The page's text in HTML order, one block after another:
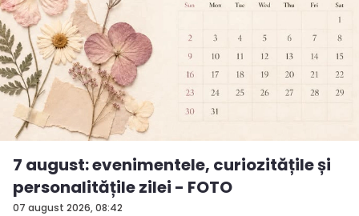
07 august 2026, 08:42
7 august: evenimentele, curiozitățile și
personalitățile zilei - FOTO